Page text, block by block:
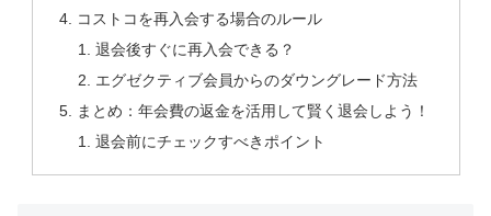
コストコを再入会する場合のルール
退会後すぐに再入会できる？
エグゼクティブ会員からのダウングレード方法
まとめ：年会費の返金を活用して賢く退会しよう！
退会前にチェックすべきポイント